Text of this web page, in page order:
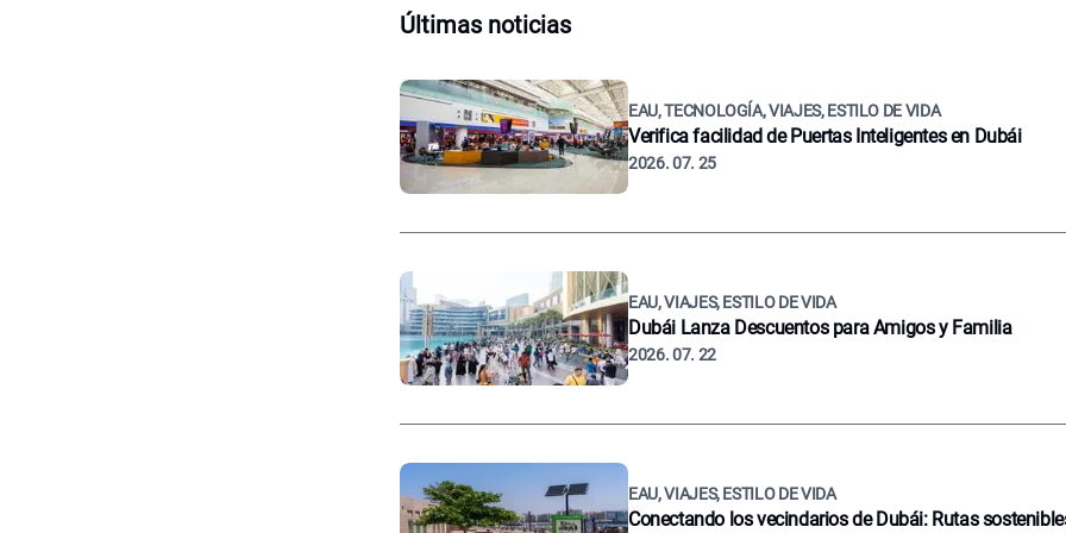
Últimas noticias
EAU, TECNOLOGÍA, VIAJES, ESTILO DE VIDA
Verifica facilidad de Puertas Inteligentes en Dubái
2026. 07. 25
EAU, VIAJES, ESTILO DE VIDA
Dubái Lanza Descuentos para Amigos y Familia
2026. 07. 22
EAU, VIAJES, ESTILO DE VIDA
Conectando los vecindarios de Dubái: Rutas